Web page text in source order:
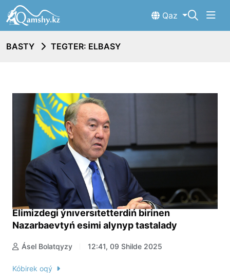
Qaz
BASTY TEGTER: ELBASY
Elimizdegi ýnıversıtetterdiń birinen
Nazarbaevtyń esimi alynyp tastalady
Ásel Bolatqyzy 12:41, 09 Shilde 2025
Kóbirek oqý